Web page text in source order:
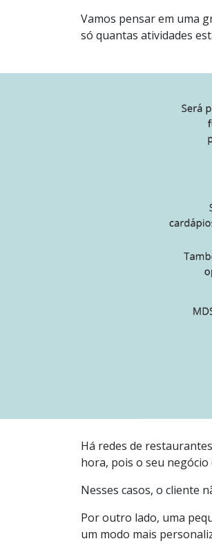
Vamos pensar em uma
só quantas atividades
Há redes de
hora, pois o seu negócio
Nesses casos, o cliente
Por outro lado, uma
um modo mais